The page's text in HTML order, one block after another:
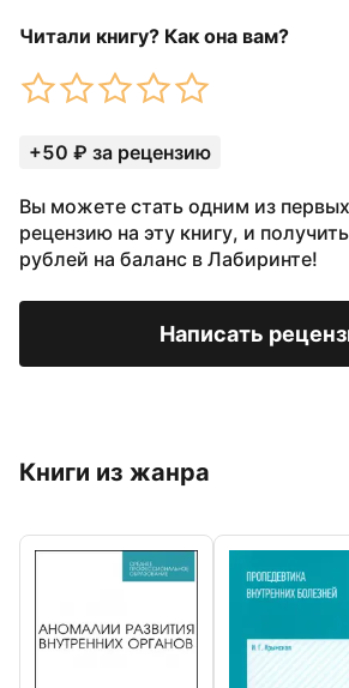
Читали книгу? Как она вам?
+50 ₽ за рецензию
Вы можете стать одним из
рецензию на эту книгу, и
рублей на баланс в Лабиринте!
Написать
Книги из жанра